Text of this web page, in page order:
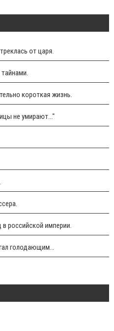
от царя.
короткая жизнь.
не умирают..."
российской империи.
голодающим...